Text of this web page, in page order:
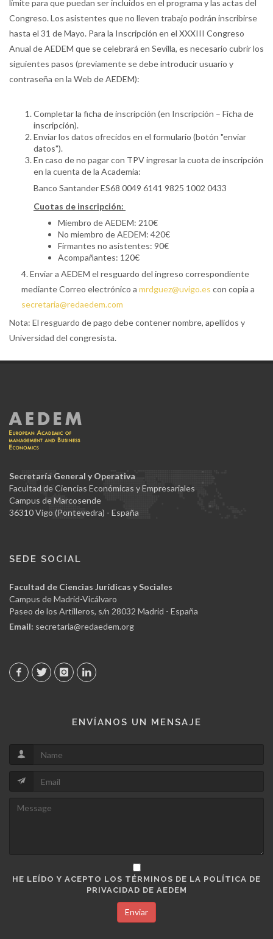
límite para que puedan ser incluidos en el programa y las actas del
Congreso. Los asistentes que no lleven trabajo podrán inscribirse
hasta el 31 de Mayo. Para la Inscripción en el XXXIII Congreso
Anual de AEDEM que se celebrará en Sevilla, es necesario cubrir los
siguientes pasos (previamente se debe introducir usuario y
contraseña en la Web de AEDEM):
Completar la ficha de inscripción (en Inscripción – Ficha de
inscripción).
Enviar los datos ofrecidos en el formulario (botón "enviar
datos").
En caso de no pagar con TPV ingresar la cuota de inscripción
en la cuenta de la Academia:
Banco Santander ES68 0049 6141 9825 1002 0433
Cuotas de inscripción:
Miembro de AEDEM: 210€
No miembro de AEDEM: 420€
Firmantes no asistentes: 90€
Acompañantes: 120€
4. Enviar a AEDEM el resguardo del ingreso correspondiente
mediante Correo electrónico a mrdguez@uvigo.es con copia a
secretaria@redaedem.com
Nota: El resguardo de pago debe contener nombre, apellidos y
Universidad del congresista.
Secretaría General y Operativa
Facultad de Ciencias Económicas y Empresariales
Campus de Marcosende
36310 Vigo (Pontevedra) - España
SEDE SOCIAL
Facultad de Ciencias Jurídicas y Sociales
Campus de Madrid-Vicálvaro
Paseo de los Artilleros, s/n 28032 Madrid - España
Email: secretaria@redaedem.org
ENVÍANOS UN MENSAJE
HE LEÍDO Y ACEPTO LOS TÉRMINOS DE LA POLÍTICA DE
PRIVACIDAD DE AEDEM
Enviar